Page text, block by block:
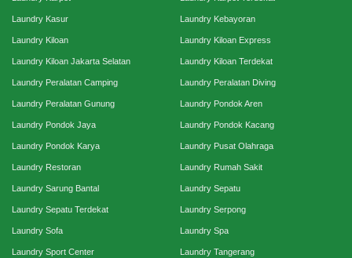
Laundry Kasur Laundry Kebayoran
Laundry Kiloan Laundry Kiloan Express
Laundry Kiloan Jakarta Selatan Laundry Kiloan Terdekat
Laundry Peralatan Camping Laundry Peralatan Diving
Laundry Peralatan Gunung Laundry Pondok Aren
Laundry Pondok Jaya Laundry Pondok Kacang
Laundry Pondok Karya Laundry Pusat Olahraga
Laundry Restoran Laundry Rumah Sakit
Laundry Sarung Bantal Laundry Sepatu
Laundry Sepatu Terdekat Laundry Serpong
Laundry Sofa Laundry Spa
Laundry Sport Center Laundry Tangerang